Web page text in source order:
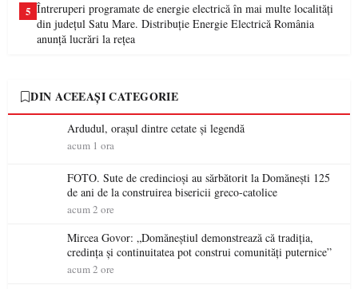
5 Întreruperi programate de energie electrică în mai multe localități
din județul Satu Mare. Distribuție Energie Electrică România
anunță lucrări la rețea
DIN ACEEAȘI CATEGORIE
Ardudul, orașul dintre cetate și legendă
acum 1 ora
FOTO. Sute de credincioși au sărbătorit la Domănești 125
de ani de la construirea bisericii greco-catolice
acum 2 ore
Mircea Govor: „Domăneștiul demonstrează că tradiția,
credința și continuitatea pot construi comunități puternice”
acum 2 ore